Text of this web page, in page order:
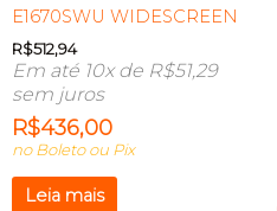
E1670SWU WIDESCREEN
R$512,94
Em até 10x de R$51,29
sem juros
R$436,00
no Boleto ou Pix
Leia mais